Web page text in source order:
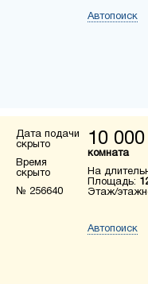
Автопоиск
Дата подачи
скрыто
Время
скрыто
№ 256640
10 000
комната
На
Площадь:
Этаж/
Автопоиск